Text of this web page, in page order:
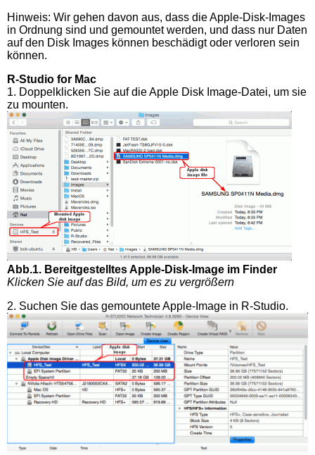
Hinweis: Wir gehen davon aus, dass die Apple-Disk-Images
in Ordnung sind und gemountet werden, und dass nur Daten
auf den Disk Images können beschädigt oder verloren sein
können.
R-Studio for Mac
1. Doppelklicken Sie auf die Apple Disk Image-Datei, um sie
zu mounten.
Abb.1. Bereitgestelltes Apple-Disk-Image im Finder
Klicken Sie auf das Bild, um es zu vergrößern
2. Suchen Sie das gemountete Apple-Image in R-Studio.